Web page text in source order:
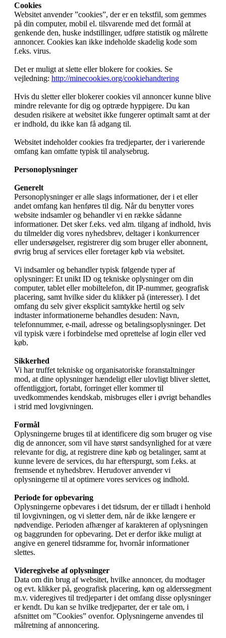
Cookies
Websitet anvender ”cookies”, der er en tekstfil, som gemmes
på din computer, mobil el. tilsvarende med det formål at
genkende den, huske indstillinger, udføre statistik og målrette
annoncer. Cookies kan ikke indeholde skadelig kode som
f.eks. virus.
Det er muligt at slette eller blokere for cookies. Se
vejledning: http://minecookies.org/cookiehandtering
Hvis du sletter eller blokerer cookies vil annoncer kunne blive
mindre relevante for dig og optræde hyppigere. Du kan
desuden risikere at websitet ikke fungerer optimalt samt at der
er indhold, du ikke kan få adgang til.
Websitet indeholder cookies fra tredjeparter, der i varierende
omfang kan omfatte typisk til analysebrug.
Personoplysninger
Generelt
Personoplysninger er alle slags informationer, der i et eller
andet omfang kan henføres til dig. Når du benytter vores
website indsamler og behandler vi en række sådanne
informationer. Det sker f.eks. ved alm. tilgang af indhold, hvis
du tilmelder dig vores nyhedsbrev, deltager i konkurrencer
eller undersøgelser, registrerer dig som bruger eller abonnent,
øvrig brug af services eller foretager køb via websitet.
Vi indsamler og behandler typisk følgende typer af
oplysninger: Et unikt ID og tekniske oplysninger om din
computer, tablet eller mobiltelefon, dit IP-nummer, geografisk
placering, samt hvilke sider du klikker på (interesser). I det
omfang du selv giver eksplicit samtykke hertil og selv
indtaster informationerne behandles desuden: Navn,
telefonnummer, e-mail, adresse og betalingsoplysninger. Det
vil typisk være i forbindelse med oprettelse af login eller ved
køb.
Sikkerhed
Vi har truffet tekniske og organisatoriske foranstaltninger
mod, at dine oplysninger hændeligt eller ulovligt bliver slettet,
offentliggjort, fortabt, forringet eller kommer til
uvedkommendes kendskab, misbruges eller i øvrigt behandles
i strid med lovgivningen.
Formål
Oplysningerne bruges til at identificere dig som bruger og vise
dig de annoncer, som vil have størst sandsynlighed for at være
relevante for dig, at registrere dine køb og betalinger, samt at
kunne levere de services, du har efterspurgt, som f.eks. at
fremsende et nyhedsbrev. Herudover anvender vi
oplysningerne til at optimere vores services og indhold.
Periode for opbevaring
Oplysningerne opbevares i det tidsrum, der er tilladt i henhold
til lovgivningen, og vi sletter dem, når de ikke længere er
nødvendige. Perioden afhænger af karakteren af oplysningen
og baggrunden for opbevaring. Det er derfor ikke muligt at
angive en generel tidsramme for, hvornår informationer
slettes.
Videregivelse af oplysninger
Data om din brug af websitet, hvilke annoncer, du modtager
og evt. klikker på, geografisk placering, køn og alderssegment
m.v. videregives til tredjeparter i det omfang disse oplysninger
er kendt. Du kan se hvilke tredjeparter, der er tale om, i
afsnittet om ”Cookies” ovenfor. Oplysningerne anvendes til
målretning af annoncering.